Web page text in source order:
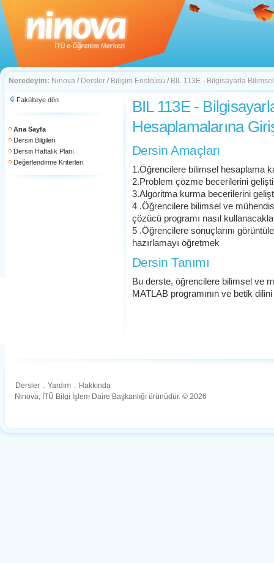
Neredeyim: Ninova / Dersler / Bilişim Enstitüsü / BIL 113E - Bilgisayarla
Fakülteye dön
Ana Sayfa
Dersin Bilgileri
Dersin Haftalık Planı
Değerlendirme Kriterleri
BIL 113E -
Hesaplamalarına
Dersin Amaçları
1.Öğrencilere bilimsel hesaplama
2.Problem çözme becerilerini
3.Algoritma kurma becerilerini
4 .Öğrencilere bilimsel ve
çözücü programı nasıl
5 .Öğrencilere sonuçlarını
hazırlamayı öğretmek
Dersin Tanımı
Bu derste, öğrencilere bilimsel ve
MATLAB programının ve betik
Dersler . Yardım . Hakkında
Ninova, İTÜ Bilgi İşlem Daire Başkanlığı ürünüdür. © 2026